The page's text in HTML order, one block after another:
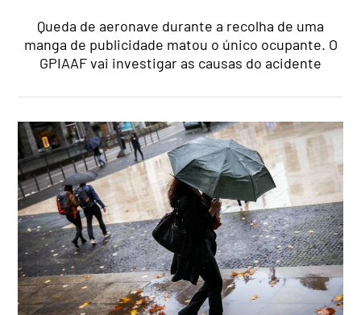
Queda de aeronave durante a recolha de uma
manga de publicidade matou o único ocupante. O
GPIAAF vai investigar as causas do acidente